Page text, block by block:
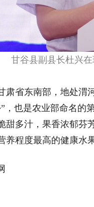
甘谷县副县长杜兴
省东南部，地处渭河
，也是农业部命名的
甜多汁，果香浓郁芬
养程度最高的健康水